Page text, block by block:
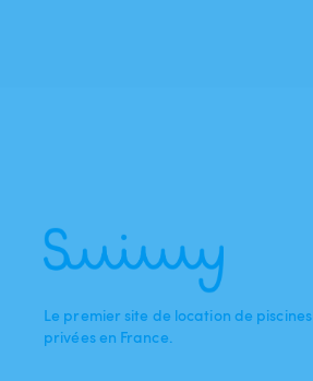
Le premier site de location de piscines
privées en France.